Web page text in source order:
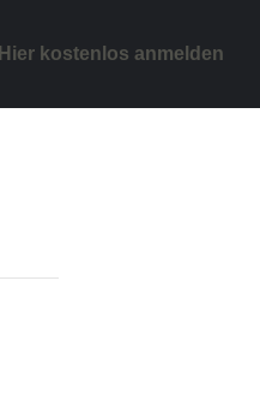
Hier kostenlos anmelden